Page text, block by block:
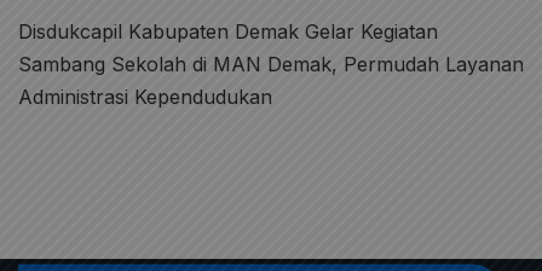
Disdukcapil Kabupaten Demak Gelar Kegiatan
Sambang Sekolah di MAN Demak, Permudah Layanan
Administrasi Kependudukan